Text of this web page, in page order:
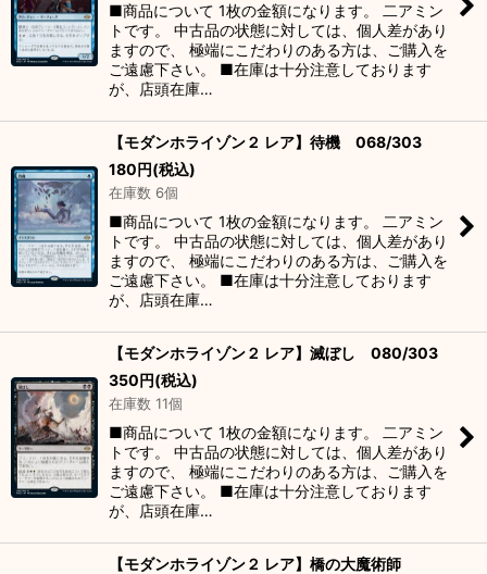
■商品について 1枚の金額になります。 二アミン
トです。 中古品の状態に対しては、個人差があり
ますので、 極端にこだわりのある方は、ご購入を
ご遠慮下さい。 ■在庫は十分注意しております
が、店頭在庫…
【モダンホライゾン２ レア】待機 068/303
180円(税込)
在庫数 6個
■商品について 1枚の金額になります。 二アミン
トです。 中古品の状態に対しては、個人差があり
ますので、 極端にこだわりのある方は、ご購入を
ご遠慮下さい。 ■在庫は十分注意しております
が、店頭在庫…
【モダンホライゾン２ レア】滅ぼし 080/303
350円(税込)
在庫数 11個
■商品について 1枚の金額になります。 二アミン
トです。 中古品の状態に対しては、個人差があり
ますので、 極端にこだわりのある方は、ご購入を
ご遠慮下さい。 ■在庫は十分注意しております
が、店頭在庫…
【モダンホライゾン２ レア】橋の大魔術師